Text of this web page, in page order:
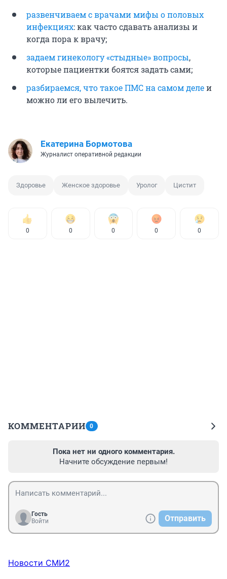
развенчиваем с врачами мифы о половых
инфекциях: как часто сдавать анализы и
когда пора к врачу;
задаем гинекологу «стыдные» вопросы,
которые пациентки боятся задать сами;
разбираемся, что такое ПМС на самом делеи
можно ли его вылечить.
Екатерина Бормотова
Журналист оперативной редакции
Здоровье Женское здоровье Уролог Цистит
0 0 0 0 0
КОММЕНТАРИИ 0
Пока нет ни одного комментария.
Начните обсуждение первым!
Гость
Войти
Отправить
Новости СМИ2